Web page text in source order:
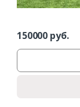
150000 руб.